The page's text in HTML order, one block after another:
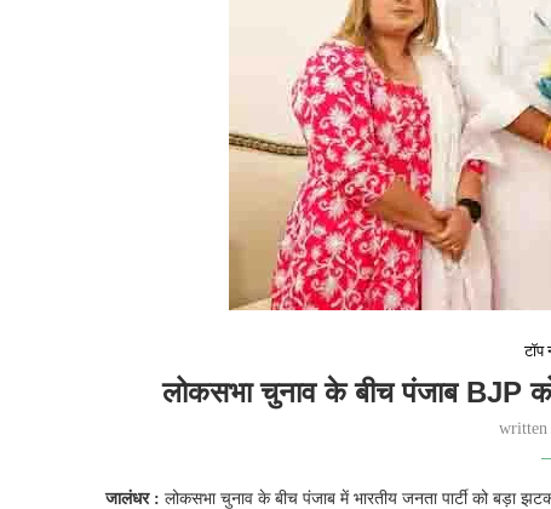
टॉप
लोकसभा चुनाव के बीच पंजाब BJP
written
जालंधर : लोकसभा चुनाव के बीच पंजाब में भारतीय जनता पार्टी को बड़ा